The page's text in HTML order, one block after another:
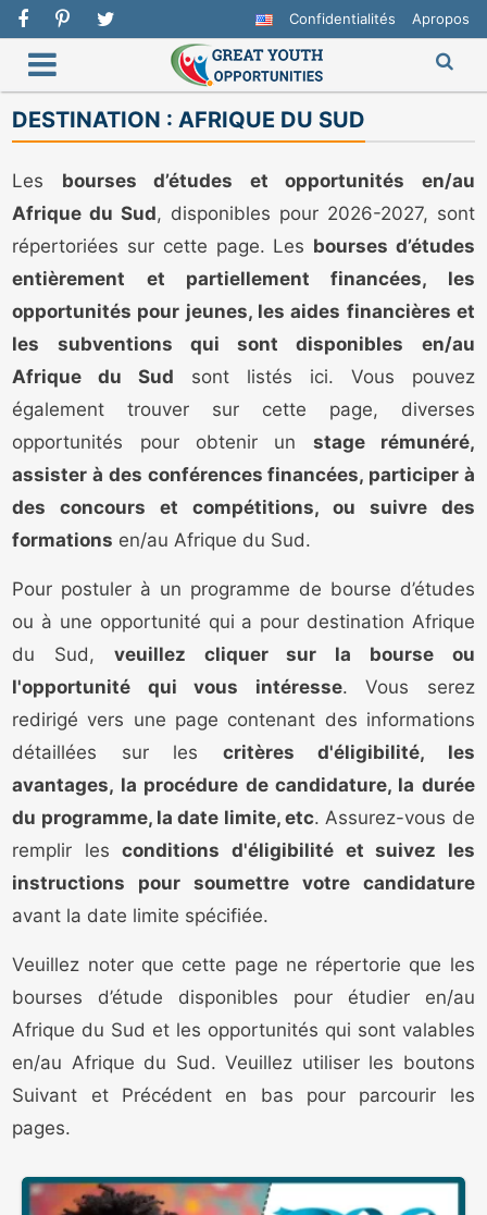
Confidentialités Apropos
DESTINATION :AFRIQUE DU SUD
Les bourses d’études et opportunités en/au
Afrique du Sud, disponibles pour 2026-2027, sont
répertoriées sur cette page. Les bourses d’études
entièrement et partiellement financées, les
opportunités pour jeunes, les aides financières et
les subventions qui sont disponibles en/au
Afrique du Sud sont listés ici. Vous pouvez
également trouver sur cette page, diverses
opportunités pour obtenir un stage rémunéré,
assister à des conférences financées, participer à
des concours et compétitions, ou suivre des
formations en/au Afrique du Sud.
Pour postuler à un programme de bourse d’études
ou à une opportunité qui a pour destination Afrique
du Sud, veuillez cliquer sur la bourse ou
l'opportunité qui vous intéresse. Vous serez
redirigé vers une page contenant des informations
détaillées sur les critères d'éligibilité, les
avantages, la procédure de candidature, la durée
du programme, la date limite, etc. Assurez-vous de
remplir lesconditions d'éligibilité et suivez les
instructions pour soumettre votre candidature
avant la date limite spécifiée.
Veuillez noter que cette page ne répertorie que les
bourses d’étude disponibles pour étudier en/au
Afrique du Sud et les opportunités qui sont valables
en/au Afrique du Sud. Veuillez utiliser les boutons
Suivant et Précédent en bas pour parcourir les
pages.